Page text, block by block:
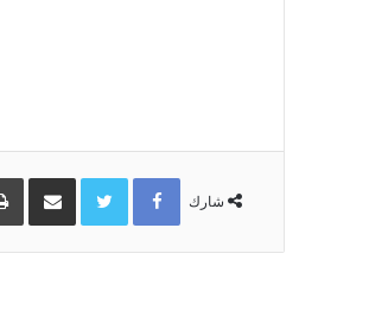
شارك
Facebook
Twitter